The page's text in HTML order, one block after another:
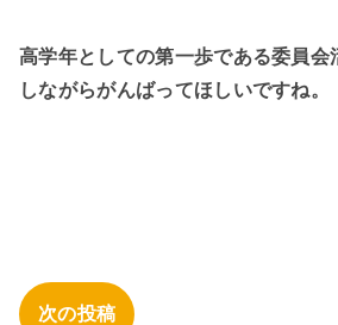
高学年としての第一歩である委員会
しながらがんばってほしいですね。
次の投稿